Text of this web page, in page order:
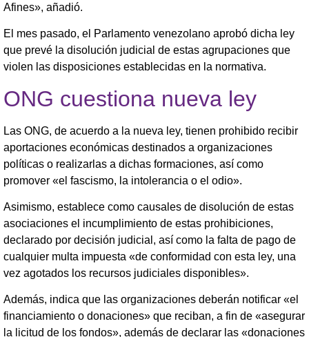
Afines», añadió.
El mes pasado, el Parlamento venezolano aprobó dicha ley
que prevé la disolución judicial de estas agrupaciones que
violen las disposiciones establecidas en la normativa.
ONG cuestiona nueva ley
Las ONG, de acuerdo a la nueva ley, tienen prohibido recibir
aportaciones económicas destinados a organizaciones
políticas o realizarlas a dichas formaciones, así como
promover «el fascismo, la intolerancia o el odio».
Asimismo, establece como causales de disolución de estas
asociaciones el incumplimiento de estas prohibiciones,
declarado por decisión judicial, así como la falta de pago de
cualquier multa impuesta «de conformidad con esta ley, una
vez agotados los recursos judiciales disponibles».
Además, indica que las organizaciones deberán notificar «el
financiamiento o donaciones» que reciban, a fin de «asegurar
la licitud de los fondos», además de declarar las «donaciones